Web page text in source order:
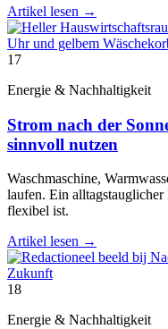
Artikel lesen →
17
Energie & Nachhaltigkeit
Strom nach der
sinnvoll nutzen
Waschmaschine,
laufen. Ein
flexibel ist.
Artikel lesen →
18
Energie & Nachhaltigkeit